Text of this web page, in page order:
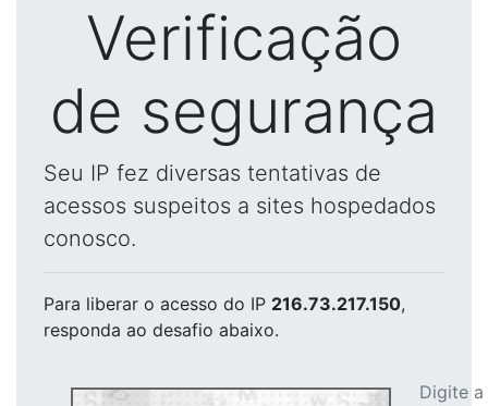
Verificação
de segurança
Seu IP fez diversas tentativas de
acessos suspeitos a sites hospedados
conosco.
Para liberar o acesso do IP 216.73.217.150,
responda ao desafio abaixo.
Digite